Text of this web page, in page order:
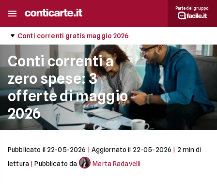
Parte del gruppo:
Conti correnti gratis maggio 2026
Conti correnti a
zero spese: 3
offerte di maggio
2026
Pubblicato il 22-05-2026 Aggiornato il 22-05-2026 2 min di
lettura |Pubblicato da Marta Radavelli